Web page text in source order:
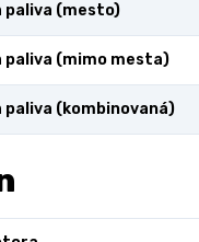
paliva (mesto)
paliva (mimo mesta)
(kombinovaná)